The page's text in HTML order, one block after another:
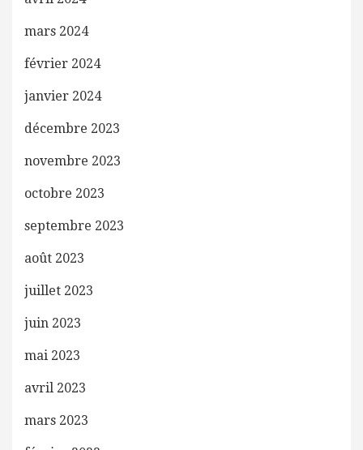
mars 2024
février 2024
janvier 2024
décembre 2023
novembre 2023
octobre 2023
septembre 2023
août 2023
juillet 2023
juin 2023
mai 2023
avril 2023
mars 2023